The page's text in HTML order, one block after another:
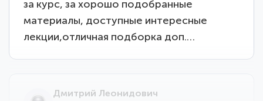
за курс, за хорошо подобранные
материалы, доступные интересные
лекции,отличная подборка доп.…
Дмитрий Леонидович